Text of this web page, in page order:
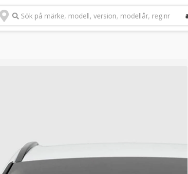
Sök på märke, modell, version, modellår, reg.nr